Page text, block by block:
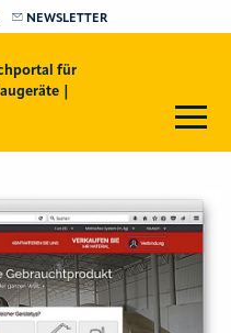
NEWSLETTER
für
|